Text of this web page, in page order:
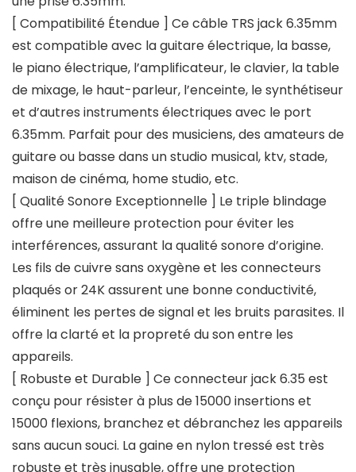
[ Compatibilité Étendue ] Ce câble TRS jack 6.35mm
est compatible avec la guitare électrique, la basse,
le piano électrique, l’amplificateur, le clavier, la table
de mixage, le haut-parleur, l’enceinte, le synthétiseur
et d’autres instruments électriques avec le port
6.35mm. Parfait pour des musiciens, des amateurs de
guitare ou basse dans un studio musical, ktv, stade,
maison de cinéma, home studio, etc.
[ Qualité Sonore Exceptionnelle ] Le triple blindage
offre une meilleure protection pour éviter les
interférences, assurant la qualité sonore d’origine.
Les fils de cuivre sans oxygène et les connecteurs
plaqués or 24K assurent une bonne conductivité,
éliminent les pertes de signal et les bruits parasites. Il
offre la clarté et la propreté du son entre les
appareils.
[ Robuste et Durable ] Ce connecteur jack 6.35 est
conçu pour résister à plus de 15000 insertions et
15000 flexions, branchez et débranchez les appareils
sans aucun souci. La gaine en nylon tressé est très
robuste et très inusable, offre une protection